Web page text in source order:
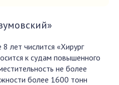
лет числится «Хирург
к судам повышенного
не более
более 1600 тонн